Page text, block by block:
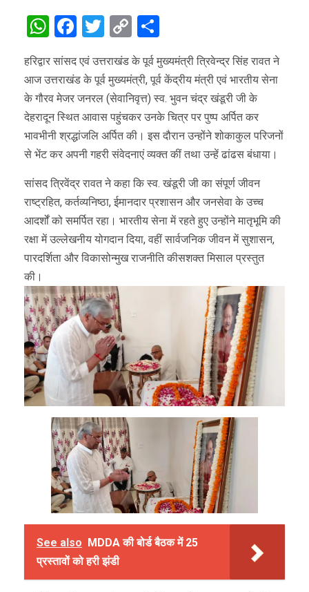
WhatsApp
Facebook
Twitter
Copy
Link
हरिद्वार सांसद एवं उत्तराखंड के पूर्व मुख्यमंत्री त्रिवेन्द्र सिंह रावत ने
आज उत्तराखंड के पूर्व मुख्यमंत्री, पूर्व केंद्रीय मंत्री एवं भारतीय सेना
के गौरव मेजर जनरल (सेवानिवृत्त) स्व. भुवन चंद्र खंडूरी जी के
देहरादून स्थित आवास पहुंचकर उनके चित्र पर पुष्प अर्पित कर
भावभीनी श्रद्धांजलि अर्पित की। इस दौरान उन्होंने शोकाकुल परिजनों
से भेंट कर अपनी गहरी संवेदनाएं व्यक्त कीं तथा उन्हें ढांढस बंधाया।
सांसद त्रिवेंद्र रावत ने कहा कि स्व. खंडूरी जी का संपूर्ण जीवन
राष्ट्रहित, कर्तव्यनिष्ठा, ईमानदार प्रशासन और जनसेवा के उच्च
आदर्शों को समर्पित रहा। भारतीय सेना में रहते हुए उन्होंने मातृभूमि की
रक्षा में उल्लेखनीय योगदान दिया, वहीं सार्वजनिक जीवन में सुशासन,
पारदर्शिता और विकासोन्मुख राजनीति कीसशक्त मिसाल प्रस्तुत
की।
See also MDDA की बोर्ड बैठक में 25
प्रस्तावों को हरी झंडी